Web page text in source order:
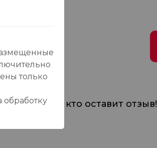
первым, кто оставит отзыв!
только